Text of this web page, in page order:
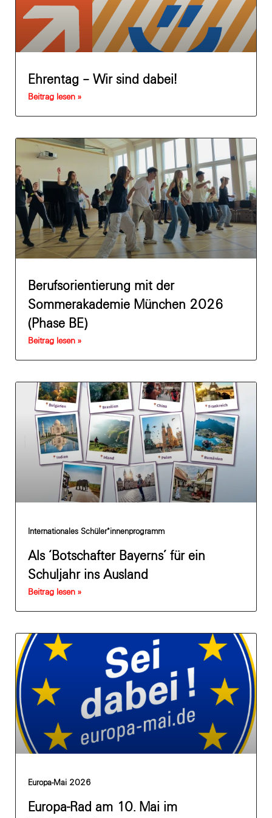
Ehrentag – Wir sind dabei!
Beitrag lesen »
Berufsorientierung mit der
Sommerakademie München 2026
(Phase BE)
Beitrag lesen »
Internationales Schüler*innenprogramm
Als ‘Botschafter Bayerns’ für ein
Schuljahr ins Ausland
Beitrag lesen »
Europa-Mai 2026
Europa-Rad am 10. Mai im